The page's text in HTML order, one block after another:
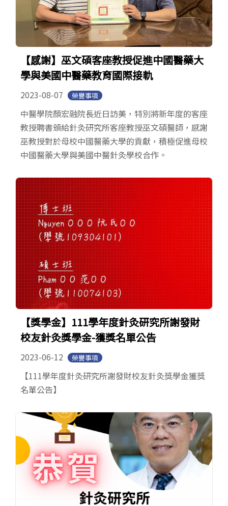
【感謝】巫文碩客座教授促進中國醫藥大
學與美國中醫藥教育國際接軌
2023-08-07 榮譽事項
中醫學院顏宏融院長近日訪美，特別將新年度的客座
教授聘書頒給針灸研究所客座教授巫文碩醫師，感謝
巫教授對於母校中國醫藥大學的貢獻，積極促進母校
中國醫藥大學與美國中醫針灸學校合作。
【獎學金】111學年度針灸研究所謝發財
校友針灸獎學金-獲獎名單公告
2023-06-12 榮譽事項
【111學年度針灸研究所謝發財校友針灸獎學金獲獎
名單公告】